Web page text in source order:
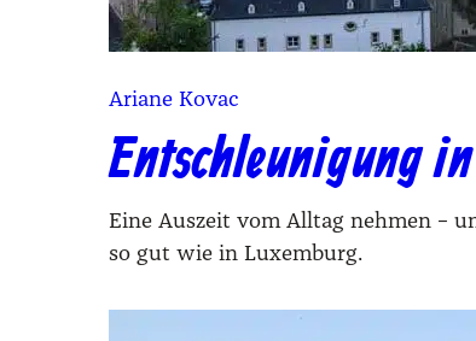
Ariane Kovac
Entschleunigung
Eine Auszeit vom Alltag nehmen –
so gut wie in Luxemburg.